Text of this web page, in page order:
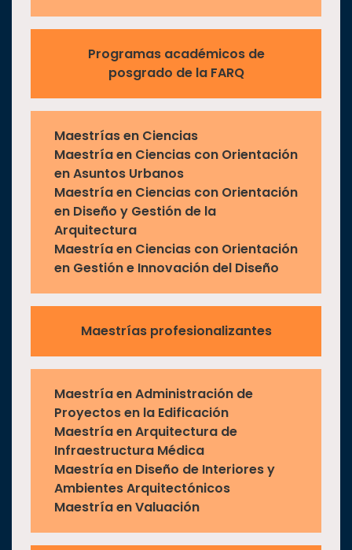
Programas académicos de
posgrado de la FARQ
Maestrías en Ciencias
Maestría en Ciencias con Orientación
en Asuntos Urbanos
Maestría en Ciencias con Orientación
en Diseño y Gestión de la
Arquitectura
Maestría en Ciencias con Orientación
en Gestión e Innovación del Diseño
Maestrías profesionalizantes
Maestría en Administración de
Proyectos en la Edificación
Maestría en Arquitectura de
Infraestructura Médica
Maestría en Diseño de Interiores y
Ambientes Arquitectónicos
Maestría en Valuación